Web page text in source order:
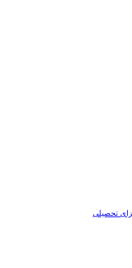
تحصیلی